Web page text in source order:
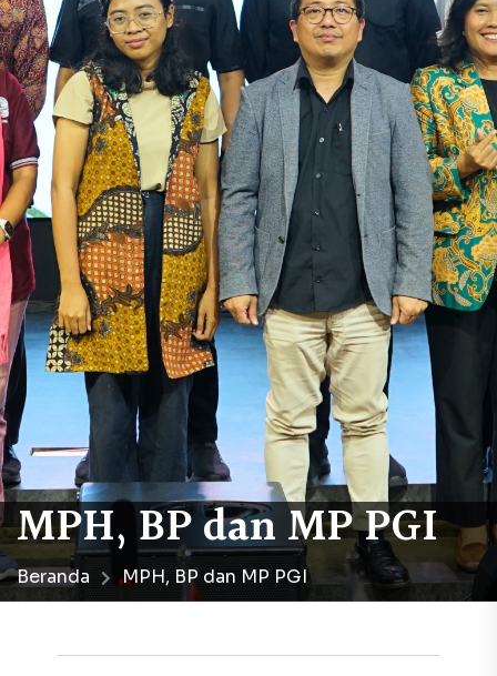
MPH, BP dan MP PGI
Beranda MPH, BP dan MP PGI